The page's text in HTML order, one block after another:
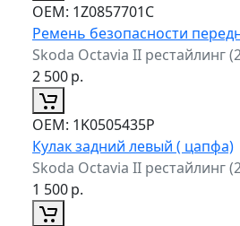
ОЕМ: 1Z0857701C
Ремень безопасности
Skoda Octavia II рестайлинг
2 500р.
ОЕМ: 1K0505435P
Кулак задний левый ( цапфа)
Skoda Octavia II рестайлинг
1 500р.